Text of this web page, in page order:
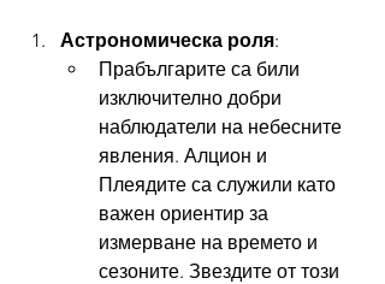
Астрономическа роля:
Прабългарите са били
изключително добри
наблюдатели на небесните
явления. Алцион и
Плеядите са служили като
важен ориентир за
измерване на времето и
сезоните. Звездите от този